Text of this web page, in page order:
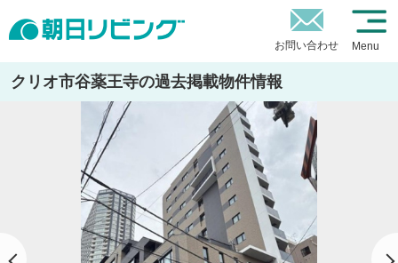
お問い合わせ Menu
クリオ市谷薬王寺の過去掲載物件情報